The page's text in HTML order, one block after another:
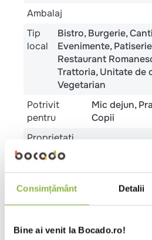
Consimțământ Detalii
Bine ai venit la Bocado.ro!
Ambalaj
Tip
local
Bistro Burgerie
Evenimente Patiserie
Restaurant
Trattoria Unitate de
Vegetarian
Potrivit
pentru
Mic dejun
Copii
Proprietati
LAPTE
lactice selectionate.
Alergeni